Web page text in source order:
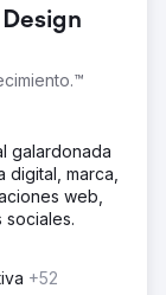
galardonada
marca,
web,
sociales.
+52